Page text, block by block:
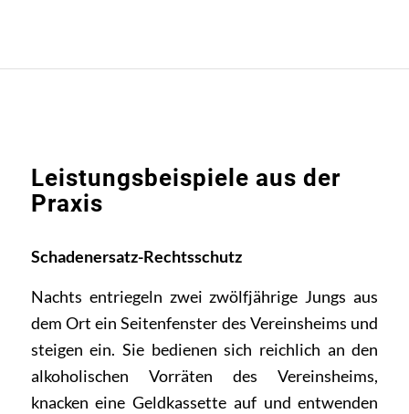
Leistungsbeispiele aus der
Praxis
Schadenersatz-Rechtsschutz
Nachts entriegeln zwei zwölfjährige Jungs aus
dem Ort ein Seitenfenster des Vereinsheims und
steigen ein. Sie bedienen sich reichlich an den
alkoholischen Vorräten des Vereinsheims,
knacken eine Geldkassette auf und entwenden